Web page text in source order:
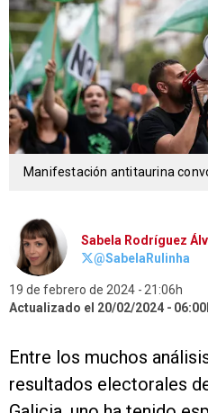
Manifestación antitaurina
Sabela Rodríguez
@SabelaRulinha
19 de febrero de 2024
21:06h
Actualizado el 20/02/2024
Entre los muchos
resultados electorales